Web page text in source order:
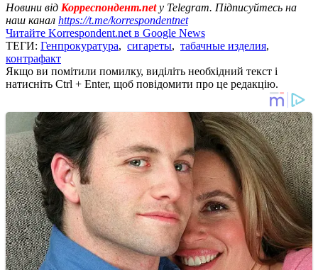
Новини від Корреспондент.netу Telegram. Підписуйтесь на
наш канал https://t.me/korrespondentnet
Читайте Korrespondent.net в Google News
ТЕГИ: Генпрокуратура, сигареты, табачные изделия,
контрафакт
Якщо ви помітили помилку, виділіть необхідний текст і
натисніть Ctrl + Enter, щоб повідомити про це редакцію.